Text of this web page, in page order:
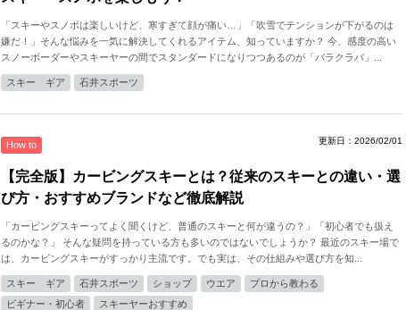
「スキーやスノボは楽しいけど、寒すぎて顔が痛い…」「吹雪でテンションが下がるのは
嫌だ！」そんな悩みを一気に解決してくれるアイテム、知っていますか？ 今、感度の高い
スノーボーダーやスキーヤーの間でスタンダードになりつつあるのが「バラクラバ」...
スキー ギア 石井スポーツ
How to 更新日：2026/02/01
【完全版】カービングスキーとは？従来のスキーとの違い・選
び方・おすすめブランドなど徹底解説
「カービングスキーってよく聞くけど、普通のスキーと何が違うの？」「初心者でも扱え
るのかな？」 そんな疑問を持っている方も多いのではないでしょうか？ 最近のスキー場で
は、カービングスキーがすっかり主流です。でも実は、その仕組みや選び方を知...
スキー ギア 石井スポーツ ショップ ウエア
プロから教わる
ビギナー・初心者
スキーヤーおすすめ